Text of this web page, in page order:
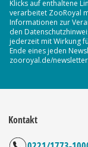
Klicks auf enthaltene
verarbeitet ZooRoyal
Informationen zur
den
jederzeit mit Wirkung
Ende eines jeden
zooroyal.de/
Kontakt